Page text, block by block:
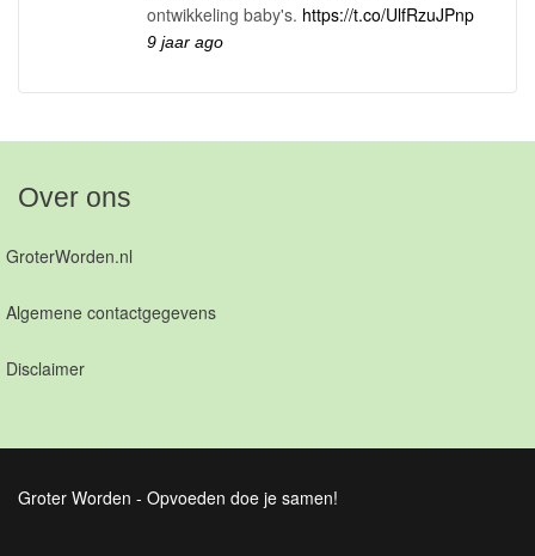
ontwikkeling baby's. https://t.co/UlfRzuJPnp
9 jaar ago
Over ons
GroterWorden.nl
Algemene contactgegevens
Disclaimer
Groter Worden - Opvoeden doe je samen!